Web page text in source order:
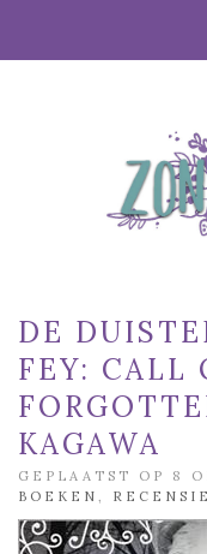
DE
FEY: CALL
KAGAWA
GEPLAATST OP 8
BOEKEN
RECENSIE